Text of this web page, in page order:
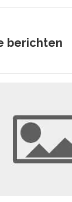
berichten